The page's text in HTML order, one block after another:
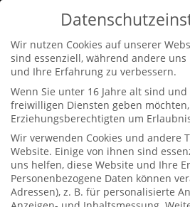
0170-2311441
„Fun Facts“
Wissenswertes
Petra Schwarz
vonPetra Schwarz|Juli 18, 2021
Wir nutzen Cookies auf unserer
sind essenziell, während andere uns
und Ihre Erfahrung zu verbessern.
Wenn Sie unter 16 Jahre alt sind
freiwilligen Diensten geben
Erziehungsberechtigten um
Wir verwenden Cookies und andere
Website. Einige von ihnen sind
uns helfen, diese Website und Ihre
Personenbezogene Daten können
Adressen), z. B. für personalisierte